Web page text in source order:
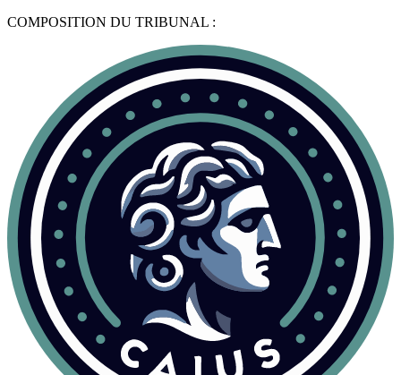
COMPOSITION DU TRIBUNAL :